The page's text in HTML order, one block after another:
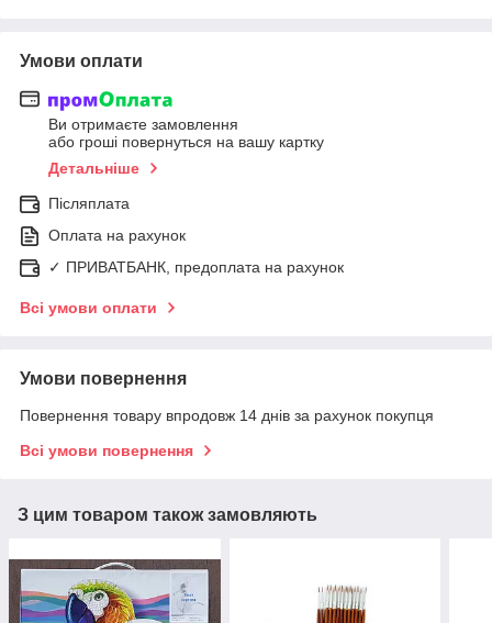
Умови оплати
Ви отримаєте замовлення
або гроші повернуться на вашу картку
Детальніше
Післяплата
Оплата на рахунок
✓ ПРИВАТБАНК, предоплата на рахунок
Всі умови оплати
Умови повернення
Повернення товару впродовж 14 днів за рахунок покупця
Всі умови повернення
З цим товаром також замовляють